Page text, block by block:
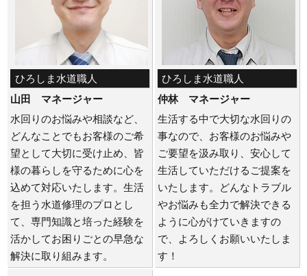
ひろしま水道職人
山田 マネージャー
水回りのお悩みや相談など、
どんなことでもお客様のご希
望として大切に受け止め、皆
様の暮らしを守るために心を
込めて対応いたします。生活
を担う水道修理のプロとし
て、専門知識と培った経験を
活かしてお困りごとの早急な
解決に取り組みます。
ひろしま水道職人
仲林 マネージャー
生活する中で大切な水回りの
事なので、お客様のお悩みや
ご要望を汲み取り、安心して
生活していただけるご提案を
いたします。どんなトラブル
やお悩みも全力で解決できる
ように心がけていきますの
で、よろしくお願いいたしま
す！